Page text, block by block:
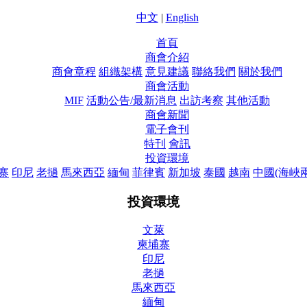
中文 | English
首頁
商會介紹
商會章程 組織架構 意見建議 聯絡我們 關於我們
商會活動
MIF 活動公告/最新消息 出訪考察 其他活動
商會新聞
電子會刊
特刊 會訊
投資環境
印尼 老撾 馬來西亞 緬甸 菲律賓 新加坡 泰國 越南 中國(海峽
投資環境
文萊
柬埔寨
印尼
老撾
馬來西亞
緬甸